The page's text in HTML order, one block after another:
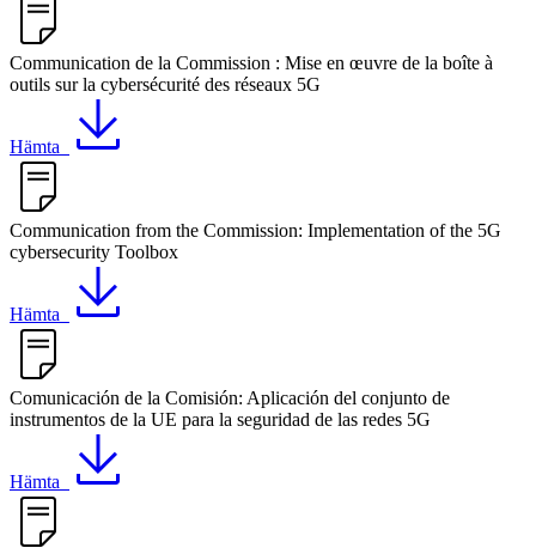
Communication de la Commission : Mise en œuvre de la boîte à
outils sur la cybersécurité des réseaux 5G
Hämta
Communication from the Commission: Implementation of the 5G
cybersecurity Toolbox
Hämta
Comunicación de la Comisión: Aplicación del conjunto de
instrumentos de la UE para la seguridad de las redes 5G
Hämta